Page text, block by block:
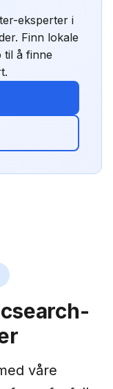
-eksperter i
Finn lokale
til å finne
våre